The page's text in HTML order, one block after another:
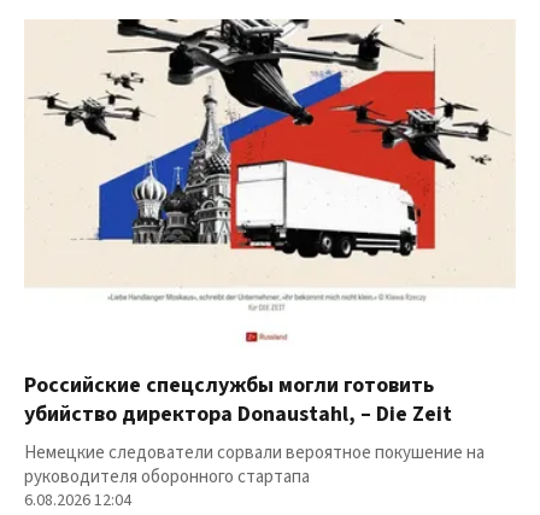
Российские спецслужбы могли готовить
убийство директора Donaustahl, – Die Zeit
Немецкие следователи сорвали вероятное покушение на
руководителя оборонного стартапа
6.08.2026 12:04